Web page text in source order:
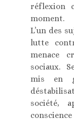
réflexion
moment.
L’un des
lutte
menace
sociaux.
mis en
société,